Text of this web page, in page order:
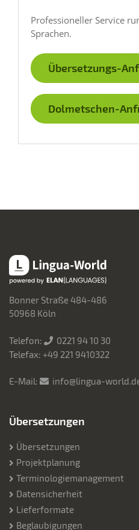
Professioneller Service
Sprachen.
Übersetzungs-
Dolmetschen-
Lingua-
Bonner Straße 484-486
50968 Köln
Telefon:
0221 94 10 30
Telefax: +49 221 9410322
E-Mail: info@lingua-
Übersetzungen
Übersetzungen
Projektplanung
Terminologiemanagement
Datensicherheit
Lieferformate
Beglaubigungen